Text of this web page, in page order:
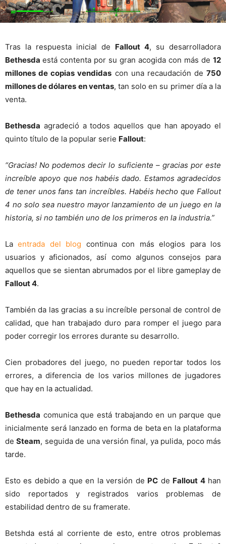
Tras la respuesta inicial de Fallout 4, su desarrolladora
Bethesda está contenta por su gran acogida con más de 12
millones de copias vendidas con una recaudación de 750
millones de dólares en ventas, tan solo en su primer día a la
venta.
Bethesda agradeció a todos aquellos que han apoyado el
quinto título de la popular serie Fallout:
“Gracias! No podemos decir lo suficiente – gracias por este
increíble apoyo que nos habéis dado. Estamos agradecidos
de tener unos fans tan increíbles. Habéis hecho que Fallout
4 no solo sea nuestro mayor lanzamiento de un juego en la
historia, si no también uno de los primeros en la industria.”
Laentrada del blog continua con más elogios para los
usuarios y aficionados, así como algunos consejos para
aquellos que se sientan abrumados por el libre gameplay de
Fallout 4.
También da las gracias a su increíble personal de control de
calidad, que han trabajado duro para romper el juego para
poder corregir los errores durante su desarrollo.
Cien probadores del juego, no pueden reportar todos los
errores, a diferencia de los varios millones de jugadores
que hay en la actualidad.
Bethesda comunica que está trabajando en un parque que
inicialmente será lanzado en forma de beta en la plataforma
deSteam, seguida de una versión final, ya pulida, poco más
tarde.
Esto es debido a que en la versión de PC de Fallout 4han
sido reportados y registrados varios problemas de
estabilidad dentro de su framerate.
Betshda está al corriente de esto, entre otros problemas